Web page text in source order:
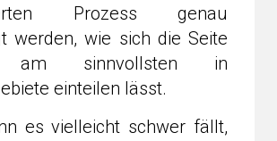
Prozess genau
werden, wie sich die Seite
am sinnvollsten in
einteilen lässt.
es vielleicht schwer fällt,